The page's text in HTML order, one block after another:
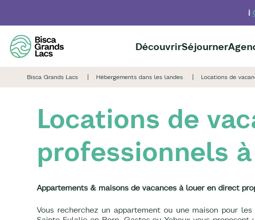
contenu
principal
ℹ️
DécouvrirSéjourner
Bisca Grands Lacs Hébergements dans les landes Locations de
Locations de
professionnels
Appartements & maisons de vacances à louer en direct
Vous recherchez un appartement ou une maison pour